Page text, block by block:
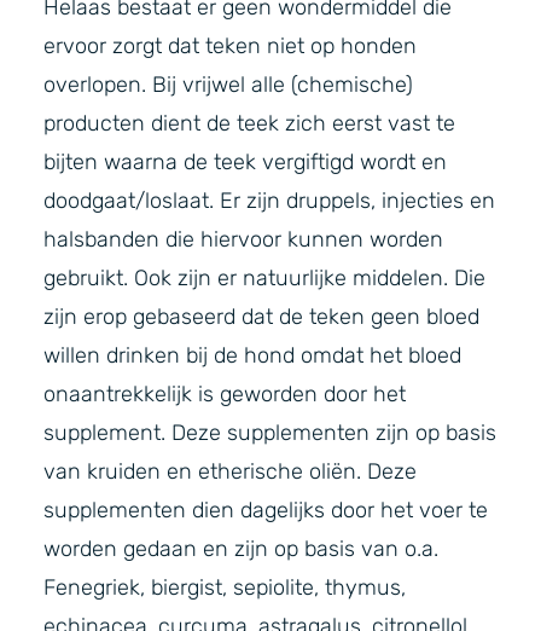
Helaas bestaat er geen wondermiddel die
ervoor zorgt dat teken niet op honden
overlopen. Bij vrijwel alle (chemische)
producten dient de teek zich eerst vast te
bijten waarna de teek vergiftigd wordt en
doodgaat/loslaat. Er zijn druppels, injecties en
halsbanden die hiervoor kunnen worden
gebruikt. Ook zijn er natuurlijke middelen. Die
zijn erop gebaseerd dat de teken geen bloed
willen drinken bij de hond omdat het bloed
onaantrekkelijk is geworden door het
supplement. Deze supplementen zijn op basis
van kruiden en etherische oliën. Deze
supplementen dien dagelijks door het voer te
worden gedaan en zijn op basis van o.a.
Fenegriek, biergist, sepiolite, thymus,